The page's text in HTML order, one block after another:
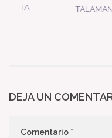
DEJA UN
Comentario *